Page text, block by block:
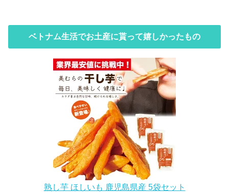
ベトナム生活でお土産に貰って嬉しかったもの
熟し芋 ほしいも 鹿児島県産 5袋セット